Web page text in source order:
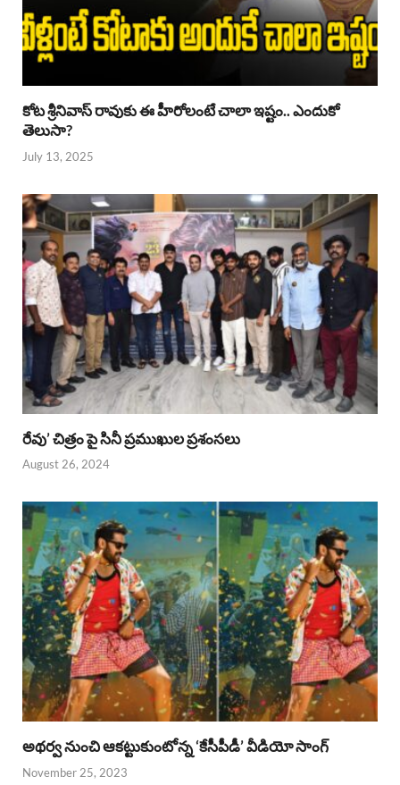
కోట శ్రీనివాస్ రావుకు ఈ హీరోలంటే చాలా ఇష్టం.. ఎందుకో
తెలుసా?
July 13, 2025
రేవు’ చిత్రం పై సినీ ప్రముఖుల ప్రశంసలు
August 26, 2024
అథర్వ నుంచి ఆకట్టుకుంటోన్న ‘కేసీపీడీ’ వీడియో సాంగ్
November 25, 2023